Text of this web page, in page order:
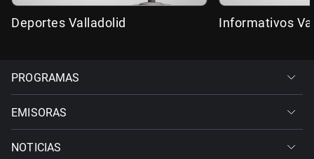
Deportes Valladolid Informativos
PROGRAMAS
EMISORAS
NOTICIAS